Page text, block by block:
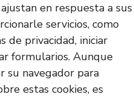
en respuesta a sus
servicios, como
de privacidad, iniciar
formularios. Aunque
su navegador para
estas cookies, es